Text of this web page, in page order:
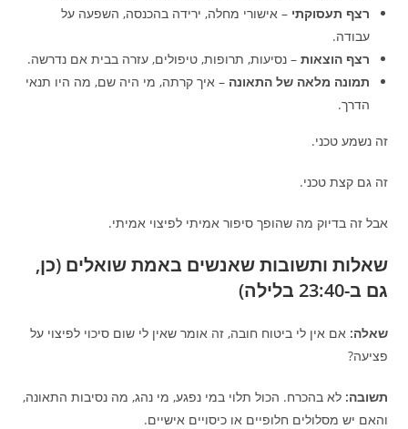
רצף תעסוקתי – אישורי מחלה, ירידה בהכנסה, השפעה על
עבודה.
רצף הוצאות – נסיעות, תרופות, טיפולים, עזרה בבית אם נדרשה.
תמונה מלאה של התאונה – איך קרתה, מי היה שם, מה היו תנאי
הדרך.
זה נשמע טכני.
זה גם קצת טכני.
אבל זה בדיוק מה שהופך סיפור אמיתי לפיצוי אמיתי.
שאלות ותשובות שאנשים באמת שואלים (כן,
גם ב-23:40 בלילה)
שאלה: אם אין לי ביטוח חובה, זה אומר שאין לי שום סיכוי לפיצוי על
פציעה?
תשובה: לא בהכרח. הכול תלוי במי נפגע, מי נהג, מה נסיבות התאונה,
והאם יש מסלולים חלופיים או כיסויים אישיים.